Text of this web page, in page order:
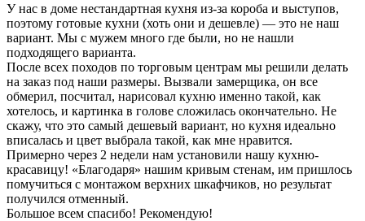
У нас в доме нестандартная кухня из-за короба и выступов,
поэтому готовые кухни (хоть они и дешевле) — это не наш
вариант. Мы с мужем много где были, но не нашли
подходящего варианта.
После всех походов по торговым центрам мы решили делать
на заказ под наши размеры. Вызвали замерщика, он все
обмерил, посчитал, нарисовал кухню именно такой, как
хотелось, и картинка в голове сложилась окончательно. Не
скажу, что это самый дешевый вариант, но кухня идеально
вписалась и цвет выбрала такой, как мне нравится.
Примерно через 2 недели нам установили нашу кухню-
красавицу! «Благодаря» нашим кривым стенам, им пришлось
помучиться с монтажом верхних шкафчиков, но результат
получился отменный.
Большое всем спасибо! Рекомендую!